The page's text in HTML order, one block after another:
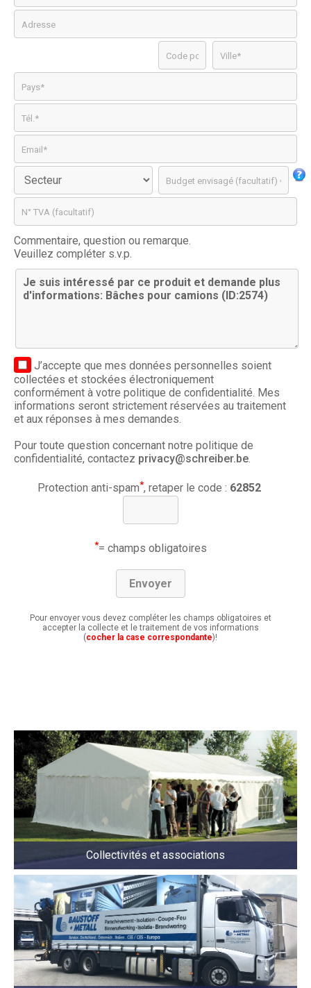
Commentaire, question ou remarque.
Veuillez compléter s.v.p.
J’accepte que mes données personnelles soient
collectées et stockées électroniquement
conformément à votre politique de confidentialité. Mes
informations seront strictement réservées au traitement
et aux réponses à mes demandes.
Pour toute question concernant notre politique de
confidentialité, contactez privacy@schreiber.be
Protection anti-spam*, retaper le code : 62852
*= champs obligatoires
Pour envoyer vous devez compléter les champs obligatoires et
accepter la collecte et le traitement de vos informations
(cocher la case correspondante)!
Collectivités et associations